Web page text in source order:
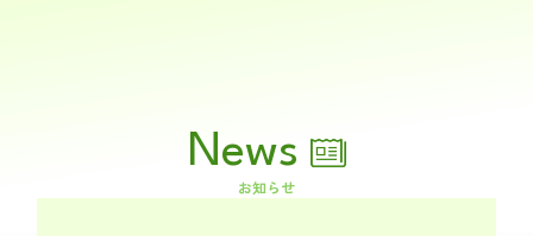
News
お知らせ